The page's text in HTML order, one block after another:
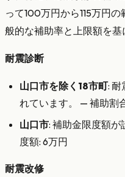
って100万円から115万円
般的な補助率と上限額を基
耐震診断
山口市を除く18市町: 耐
れています。 — 補助割
山口市: 補助金限度額
度額: 6万円
耐震改修